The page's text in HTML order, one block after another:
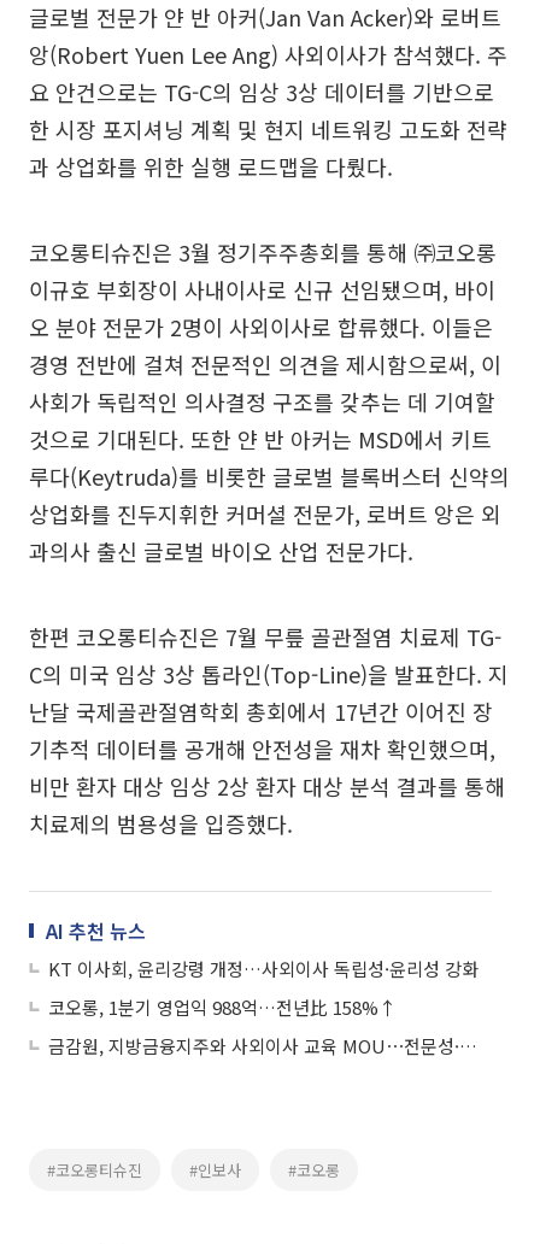
글로벌 전문가 얀 반 아커(Jan Van Acker)와 로버트
앙(Robert Yuen Lee Ang) 사외이사가 참석했다. 주
요 안건으로는 TG-C의 임상 3상 데이터를 기반으로
한 시장 포지셔닝 계획 및 현지 네트워킹 고도화 전략
과 상업화를 위한 실행 로드맵을 다뤘다.
코오롱티슈진은 3월 정기주주총회를 통해 ㈜코오롱
이규호 부회장이 사내이사로 신규 선임됐으며, 바이
오 분야 전문가 2명이 사외이사로 합류했다. 이들은
경영 전반에 걸쳐 전문적인 의견을 제시함으로써, 이
사회가 독립적인 의사결정 구조를 갖추는 데 기여할
것으로 기대된다. 또한 얀 반 아커는 MSD에서 키트
루다(Keytruda)를 비롯한 글로벌 블록버스터 신약의
상업화를 진두지휘한 커머셜 전문가, 로버트 앙은 외
과의사 출신 글로벌 바이오 산업 전문가다.
한편 코오롱티슈진은 7월 무릎 골관절염 치료제 TG-
C의 미국 임상 3상 톱라인(Top-Line)을 발표한다. 지
난달 국제골관절염학회 총회에서 17년간 이어진 장
기추적 데이터를 공개해 안전성을 재차 확인했으며,
비만 환자 대상 임상 2상 환자 대상 분석 결과를 통해
치료제의 범용성을 입증했다.
AI 추천 뉴스
KT 이사회, 윤리강령 개정…사외이사 독립성·윤리성 강화
코오롱, 1분기 영업익 988억…전년比 158%↑
금감원, 지방금융지주와 사외이사 교육 MOU⋯전문성·독립성 강화
#코오롱티슈진 #인보사 #코오롱